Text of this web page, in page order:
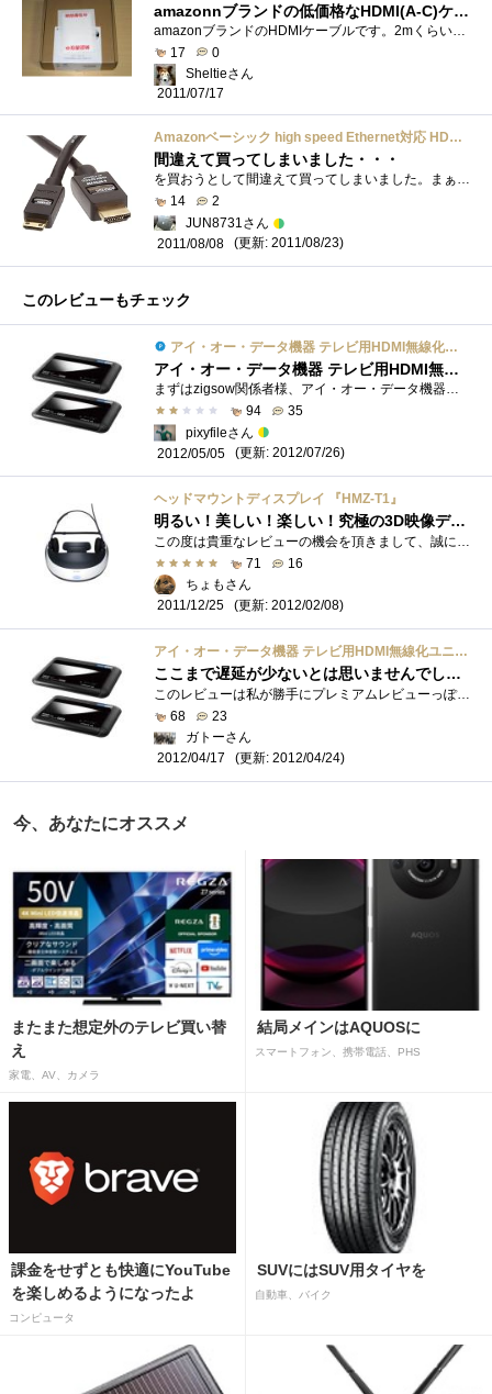
amazonnブランドの低価格なHDMI(A-C)ケーブル
amazonブランドのHDMIケーブルです。2mくらいの長さでAタイプ-Cタイプ（miniHDMi）のHDMIケーブルを探しているとに発見しました。ハンディカムSONYHDR-XR3...
17
0
Sheltieさん
2011/07/17
Amazonベーシック high speed Ethernet対応 HDMIケーブル Aタイプ - Cタイプ 2.0m
間違えて買ってしまいました・・・
を買おうとして間違えて買ってしまいました。まぁ安いので、何かに使うことを予想して持っておこうと思います。これも端子部に「AmazonBasic」の...
14
2
JUN8731さん
2011/08/08
(更新: 2011/08/23)
このレビューもチェック
アイ・オー・データ機器 テレビ用HDMI無線化ユニット WTR-HDAV/A
アイ・オー・データ機器 テレビ用HDMI無線化ユニット WTR-HDAV/A
まずはzigsow関係者様、アイ・オー・データ機器関係者様この度は「テレビ用HDMI無線化ユニットWTR-HDAV/A」のレビューをさせて頂く機会を作って頂け...
94
35
pixyfileさん
2012/05/05
(更新: 2012/07/26)
ヘッドマウントディスプレイ 『HMZ-T1』
明るい！美しい！楽しい！究極の3D映像デバイスはこれだ！
この度は貴重なレビューの機会を頂きまして、誠にありがとうございます。この場をお借りして御礼申し上げます。SONYが満を持して発表したヘッ�...
71
16
ちょもさん
2011/12/25
(更新: 2012/02/08)
アイ・オー・データ機器 テレビ用HDMI無線化ユニット WTR-HDAV/A
ここまで遅延が少ないとは思いませんでした！
このレビューは私が勝手にプレミアムレビューっぽくレビューしてやろうという物であり、zigsow様、IODATA様主催のプレミアムレビューとは一切関�...
68
23
ガトーさん
2012/04/17
(更新: 2012/04/24)
今、あなたにオススメ
またまた想定外のテレビ買い替
え
家電、AV、カメラ
結局メインはAQUOSに
スマートフォン、携帯電話、PHS
課金をせずとも快適にYouTube
を楽しめるようになったよ
コンピュータ
SUVにはSUV用タイヤを
自動車、バイク